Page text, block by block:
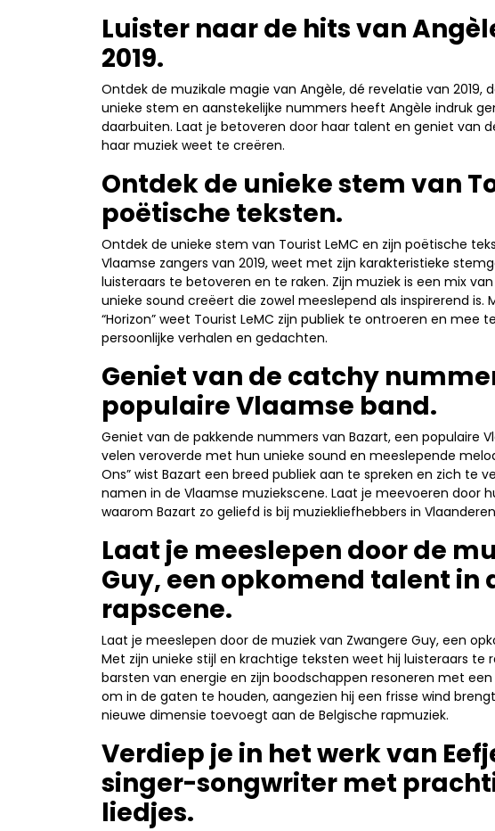
Luister naar de hits van
2019.
Ontdek de muzikale magie van Angèle, dé revelatie van 2019,
unieke stem en aanstekelijke nummers heeft Angèle indruk
daarbuiten. Laat je betoveren door haar talent en geniet van
haar muziek weet te creëren.
Ontdek de unieke stem van
poëtische teksten.
Ontdek de unieke stem van Tourist LeMC en zijn poëtische
Vlaamse zangers van 2019, weet met zijn karakteristieke
luisteraars te betoveren en te raken. Zijn muziek is een mix
unieke sound creëert die zowel meeslepend als inspirerend is.
“Horizon” weet Tourist LeMC zijn publiek te ontroeren en
persoonlijke verhalen en gedachten.
Geniet van de catchy
populaire Vlaamse band.
Geniet van de pakkende nummers van Bazart, een populaire
velen veroverde met hun unieke sound en meeslepende
Ons” wist Bazart een breed publiek aan te spreken en zich te
namen in de Vlaamse muziekscene. Laat je meevoeren door
waarom Bazart zo geliefd is bij muziekliefhebbers in
Laat je meeslepen door de
Guy, een opkomend talent in
rapscene.
Laat je meeslepen door de muziek van Zwangere Guy, een
Met zijn unieke stijl en krachtige teksten weet hij luisteraars te
barsten van energie en zijn boodschappen resoneren met
om in de gaten te houden, aangezien hij een frisse wind
nieuwe dimensie toevoegt aan de Belgische rapmuziek.
Verdiep je in het werk van
singer-songwriter met
liedjes.